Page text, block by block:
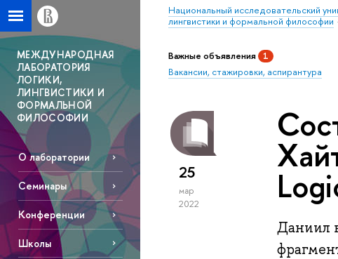
Национальный исследовательский
лингвистики и формальной философии
МЕЖДУНАРОДНАЯ
ЛАБОРАТОРИЯ
ЛОГИКИ,
ЛИНГВИСТИКИ И
ФОРМАЛЬНОЙ
ФИЛОСОФИИ
О лаборатории
Семинары
Конференции
Школы
Важные объявления 1
Вакансии, стажировки, аспирантура
25
мар
2022
Даниил